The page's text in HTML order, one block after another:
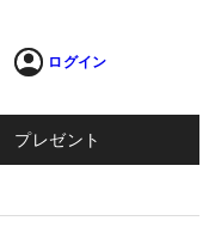
ログイン
プレゼント